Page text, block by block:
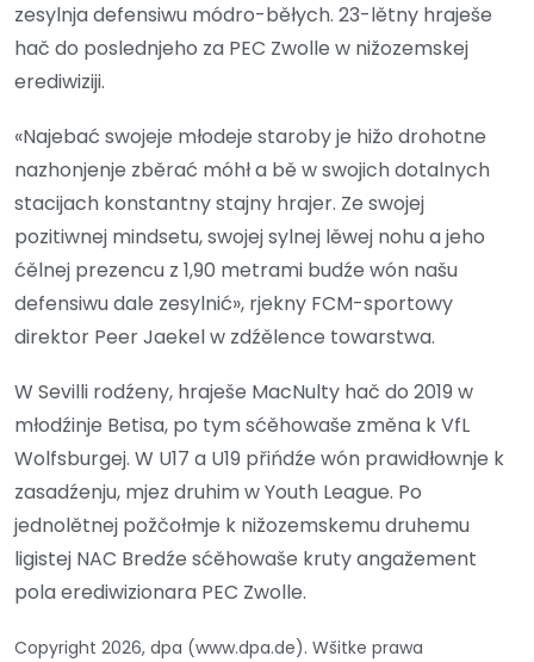
zesylnja defensiwu módro-běłych. 23-lětny hraješe
hač do poslednjeho za PEC Zwolle w nižozemskej
erediwiziji.
«Najebać swojeje młodeje staroby je hižo drohotne
nazhonjenje zběrać móhł a bě w swojich dotalnych
stacijach konstantny stajny hrajer. Ze swojej
pozitiwnej mindsetu, swojej sylnej lěwej nohu a jeho
ćělnej prezencu z 1,90 metrami budźe wón našu
defensiwu dale zesylnić», rjekny FCM-sportowy
direktor Peer Jaekel w zdźělence towarstwa.
W Sevilli rodźeny, hraješe MacNulty hač do 2019 w
młodźinje Betisa, po tym sćěhowaše změna k VfL
Wolfsburgej. W U17 a U19 přińdźe wón prawidłownje k
zasadźenju, mjez druhim w Youth League. Po
jednolětnej požčołmje k nižozemskemu druhemu
ligistej NAC Bredźe sćěhowaše kruty angažement
pola erediwizionara PEC Zwolle.
Copyright 2026, dpa (www.dpa.de). Wšitke prawa